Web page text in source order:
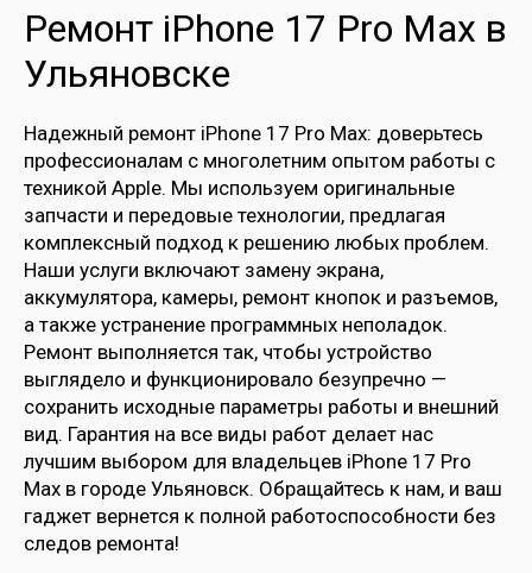
Ремонт iPhone 17 Pro Max в
Ульяновске
Надежный ремонт iPhone 17 Pro Max: доверьтесь
профессионалам с многолетним опытом работы с
техникой Apple. Мы используем оригинальные
запчасти и передовые технологии, предлагая
комплексный подход к решению любых проблем.
Наши услуги включают замену экрана,
аккумулятора, камеры, ремонт кнопок и разъемов,
а также устранение программных неполадок.
Ремонт выполняется так, чтобы устройство
выглядело и функционировало безупречно —
сохранить исходные параметры работы и внешний
вид. Гарантия на все виды работ делает нас
лучшим выбором для владельцев iPhone 17 Pro
Max в городе Ульяновск. Обращайтесь к нам, и ваш
гаджет вернется к полной работоспособности без
следов ремонта!